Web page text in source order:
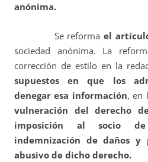
anónima.
Se reformael
sociedad anónima. La
corrección de estilo en la
supuestos en que los
denegar esa información, en
vulneración del derecho
imposición al socio
indemnización de daños
abusivo de dicho derecho.